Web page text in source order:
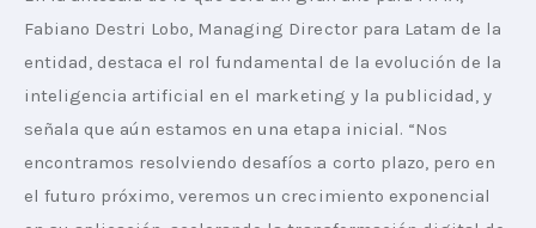
Fabiano Destri Lobo, Managing Director para Latam de la
entidad, destaca el rol fundamental de la evolución de la
inteligencia artificial en el marketing y la publicidad, y
señala que aún estamos en una etapa inicial. “Nos
encontramos resolviendo desafíos a corto plazo, pero en
el futuro próximo, veremos un crecimiento exponencial